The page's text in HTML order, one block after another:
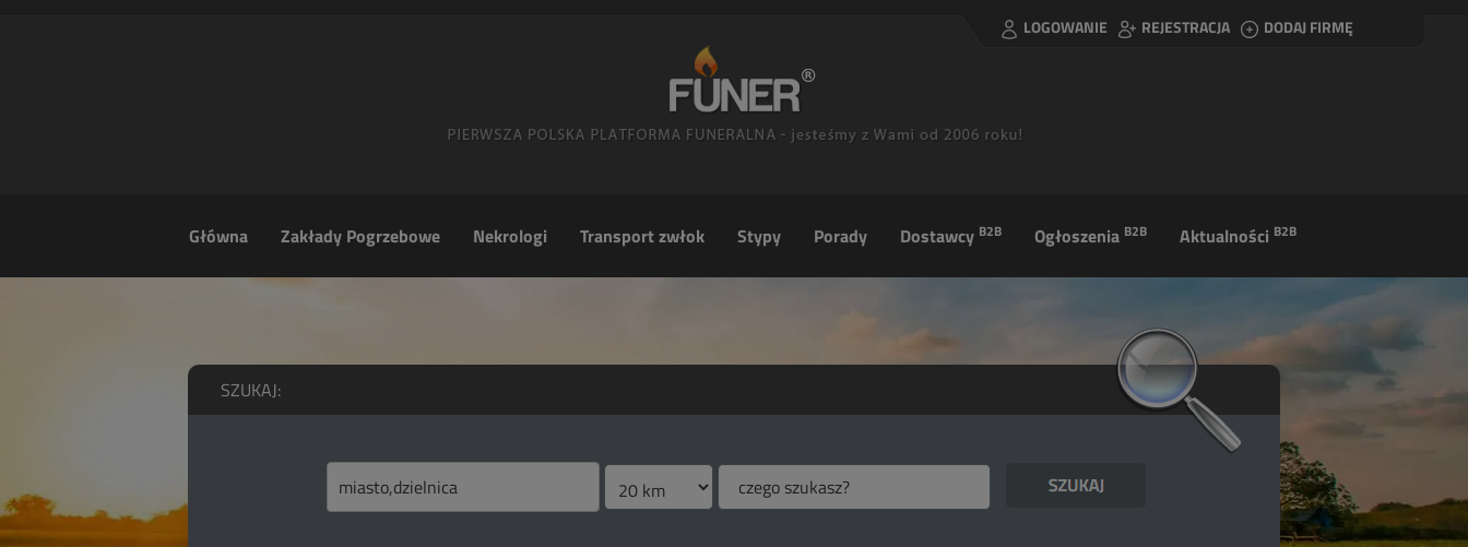
LOGOWANIE REJESTRACJA DODAJ FIRMĘ
Główna Zakłady Pogrzebowe Nekrologi Transport zwłok Stypy Porady Dostawcy B2B Ogłoszenia B2B Aktualności B2B
SZUKAJ: